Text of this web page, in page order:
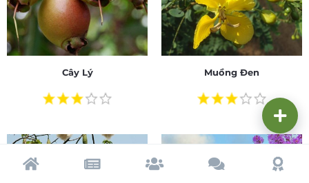
Cây Lý Muồng Đen
Trang chủ Tạp chí Cộng đồng Cố vấn Dấu